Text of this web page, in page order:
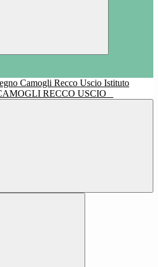
Istituto
RECCO USCIO